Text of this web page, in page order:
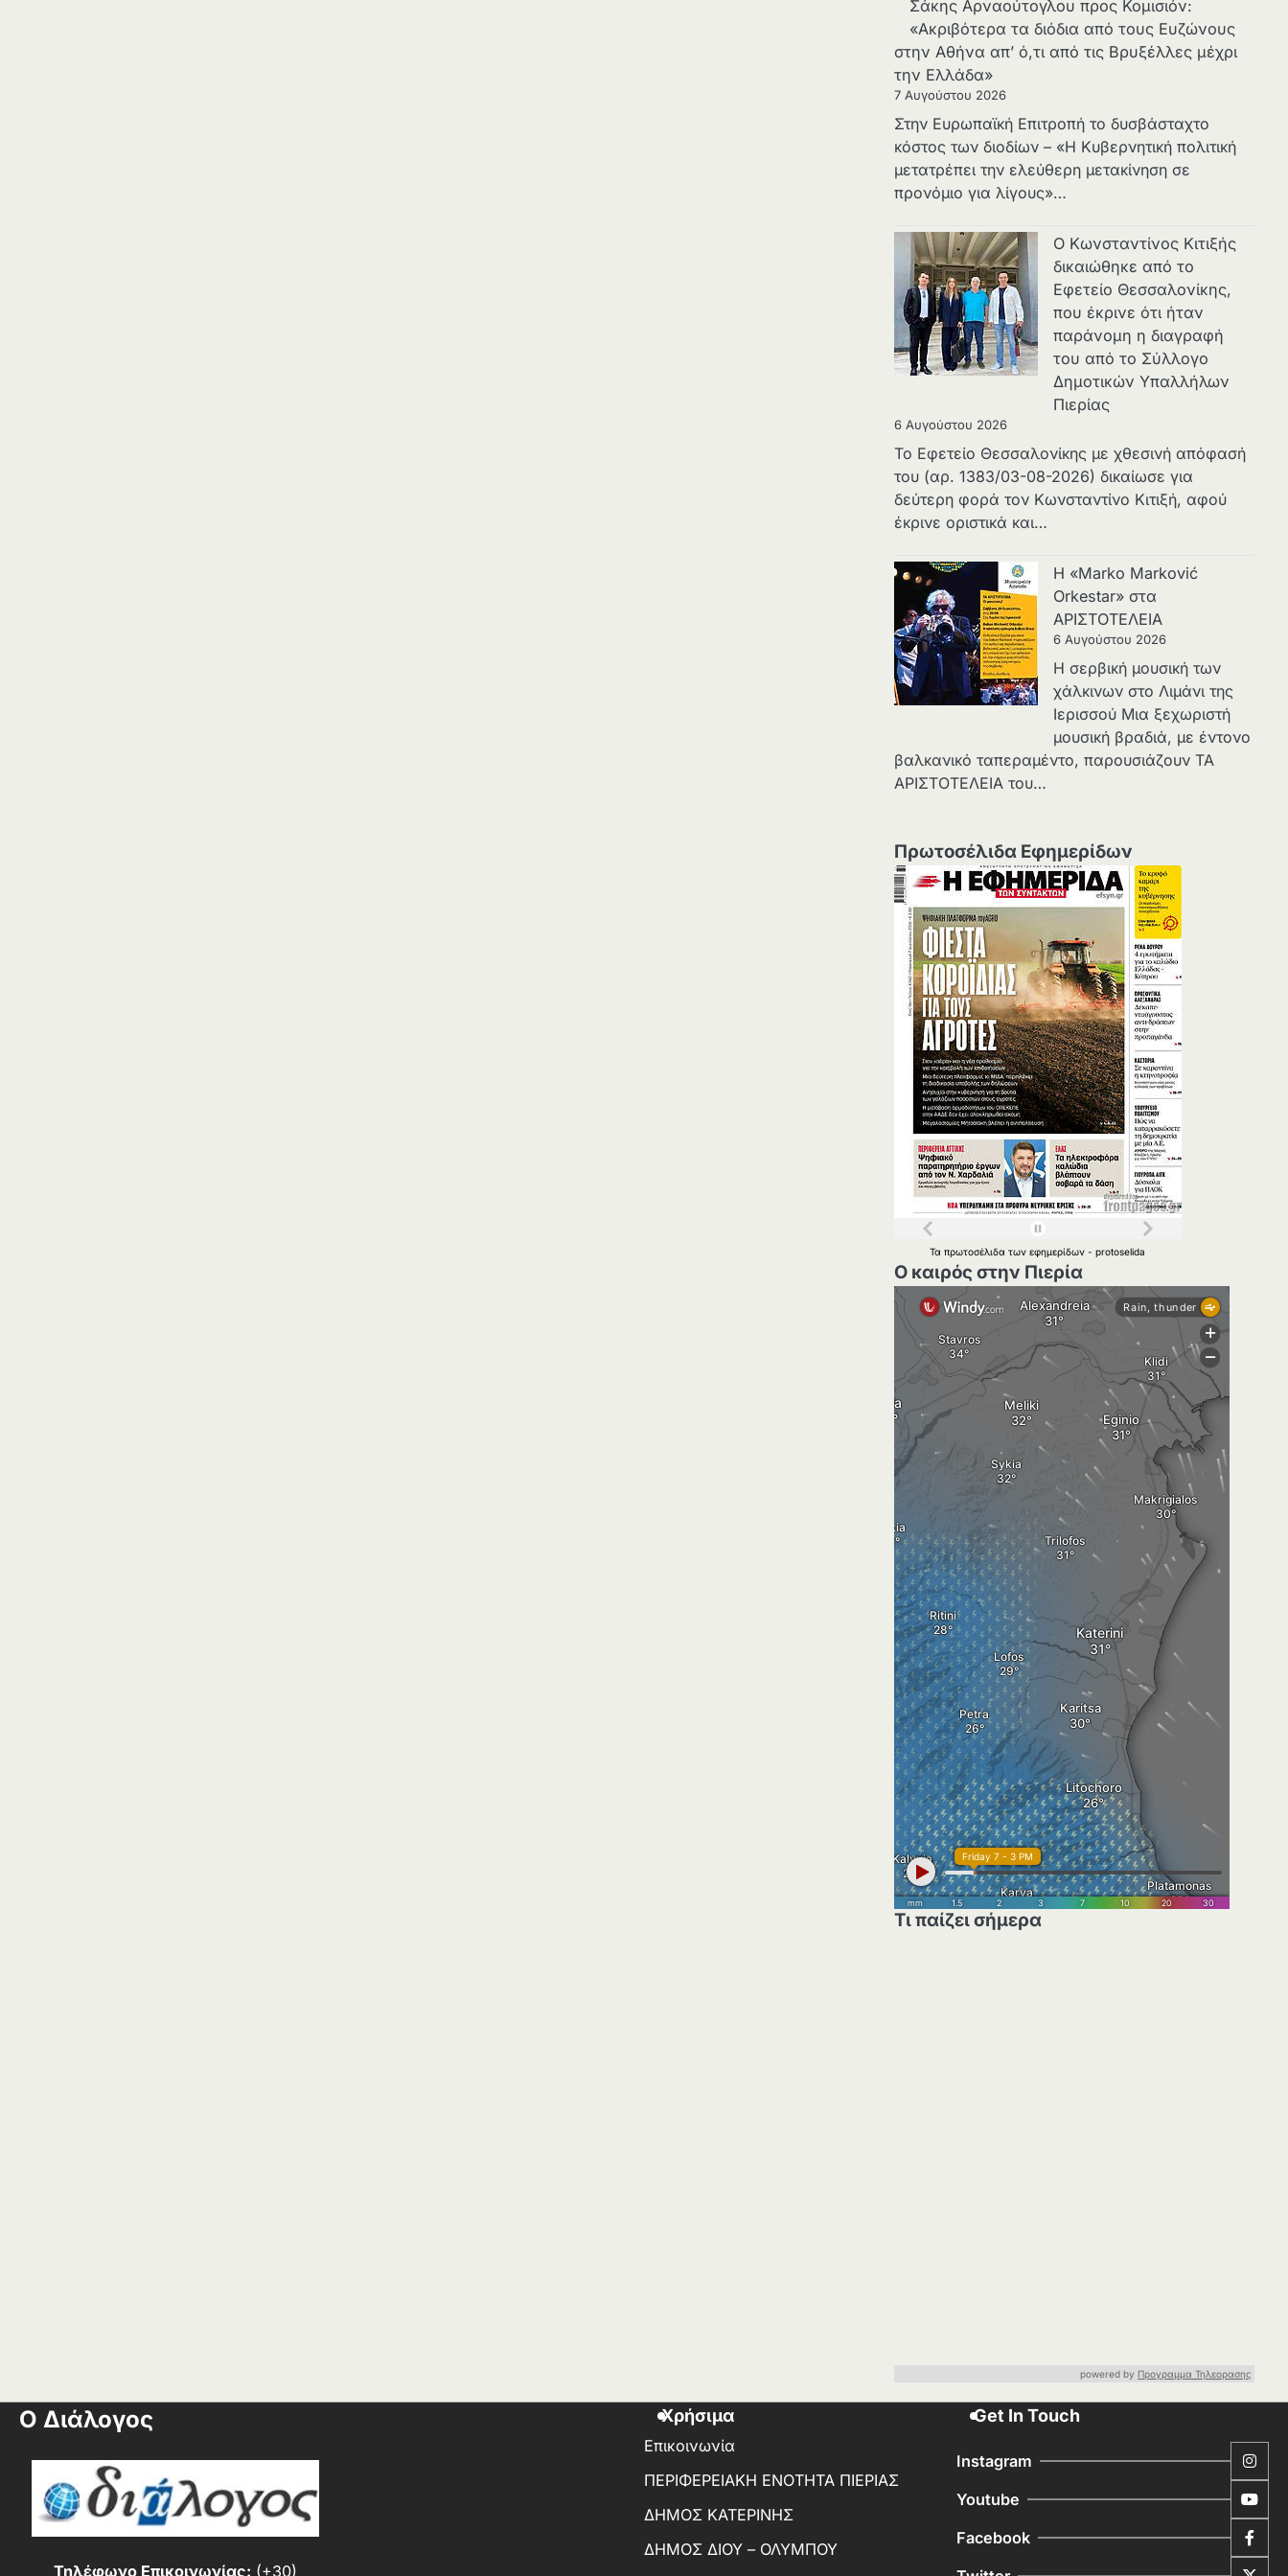
Σάκης Αρναούτογλου προς Κομισιόν:
«Ακριβότερα τα διόδια από τους Ευζώνους
στην Αθήνα απ’ ό,τι από τις Βρυξέλλες μέχρι
την Ελλάδα»
7 Αυγούστου 2026
Στην Ευρωπαϊκή Επιτροπή το δυσβάσταχτο
κόστος των διοδίων – «Η Κυβερνητική πολιτική
μετατρέπει την ελεύθερη μετακίνηση σε
προνόμιο για λίγους»…
Ο Κωνσταντίνος Κιτιξής
δικαιώθηκε από το
Εφετείο Θεσσαλονίκης,
που έκρινε ότι ήταν
παράνομη η διαγραφή
του από το Σύλλογο
Δημοτικών Υπαλλήλων
Πιερίας
6 Αυγούστου 2026
Το Εφετείο Θεσσαλονίκης με χθεσινή απόφασή
του (αρ. 1383/03-08-2026) δικαίωσε για
δεύτερη φορά τον Κωνσταντίνο Κιτιξή, αφού
έκρινε οριστικά και…
Η «Marko Marković
Orkestar» στα
ΑΡΙΣΤΟΤΕΛΕΙΑ
6 Αυγούστου 2026
Η σερβική μουσική των
χάλκινων στο Λιμάνι της
Ιερισσού Μια ξεχωριστή
μουσική βραδιά, με έντονο
βαλκανικό ταπεραμέντο, παρουσιάζουν ΤΑ
ΑΡΙΣΤΟΤΕΛΕΙΑ του…
Πρωτοσέλιδα Εφημερίδων
Ταπρωτοσέλιδατωνεφημερίδων-protoselida
Ο καιρός στην Πιερία
Τι παίζει σήμερα
powered by Προγραμμα Τηλεορασης
Ο Διάλογος
Τηλέφωνο Επικοινωνίας: (+30)
Χρήσιμα
Επικοινωνία
ΠΕΡΙΦΕΡΕΙΑΚΗ ΕΝΟΤΗΤΑ ΠΙΕΡΙΑΣ
ΔΗΜΟΣ ΚΑΤΕΡΙΝΗΣ
ΔΗΜΟΣ ΔΙΟΥ – ΟΛΥΜΠΟΥ
Get In Touch
Instagram
Youtube
Facebook